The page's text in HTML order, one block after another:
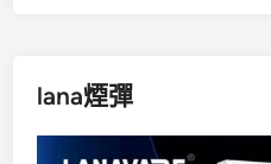
lana煙彈